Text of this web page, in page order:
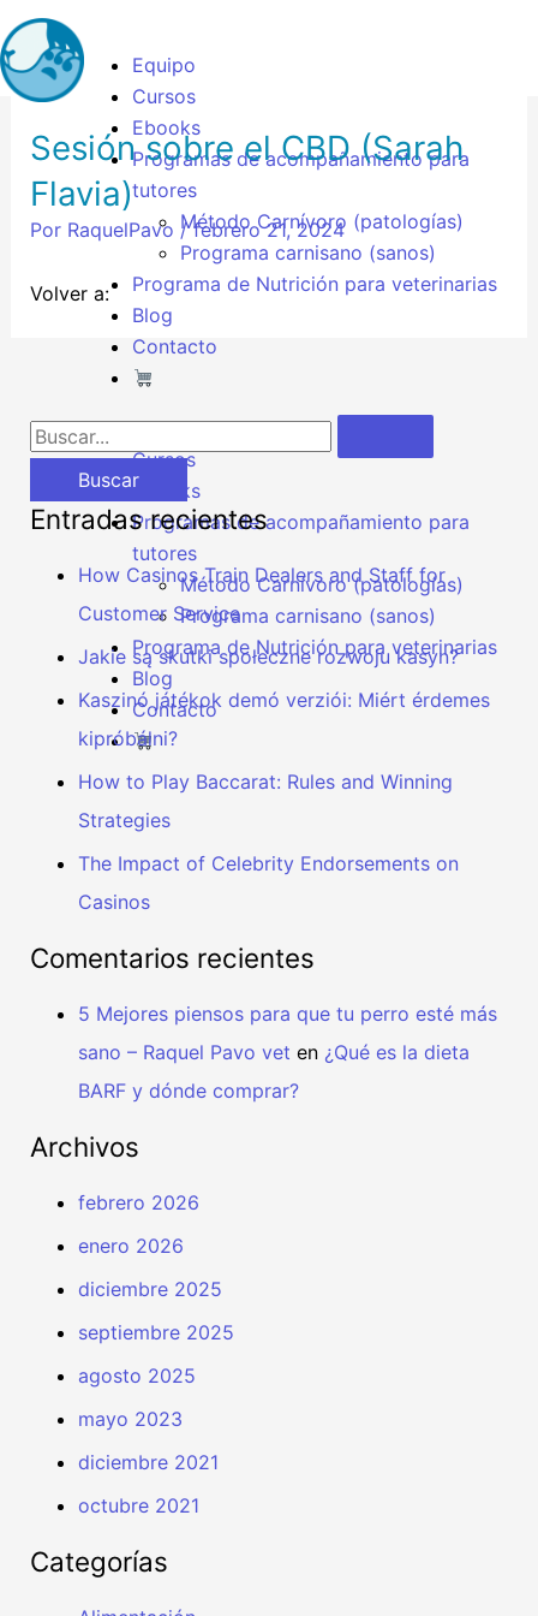
al
contenido
Equipo
Cursos
Ebooks
Programas de acompañamiento para
tutores
Método Carnívoro (patologías)
Programa carnisano (sanos)
Programa de Nutrición para veterinarias
Blog
Contacto
Equipo
Cursos
Ebooks
Programas de acompañamiento para
tutores
Método Carnívoro (patologías)
Programa carnisano (sanos)
Programa de Nutrición para veterinarias
Blog
Contacto
Sesión sobre el CBD (Sarah
Flavia)
Por RaquelPavo /febrero 21, 2024
Volver a:
B
u
s
c
r
o
Entradas recientes
How Casinos Train Dealers and Staff for
Customer Service
Jakie są skutki społeczne rozwoju kasyn?
Kaszinó játékok demó verziói: Miért érdemes
kipróbálni?
How to Play Baccarat: Rules and Winning
Strategies
The Impact of Celebrity Endorsements on
Casinos
Comentarios recientes
5 Mejores piensos para que tu perro esté más
sano – Raquel Pavo vet en ¿Qué es la dieta
BARF y dónde comprar?
Archivos
febrero 2026
enero 2026
diciembre 2025
septiembre 2025
agosto 2025
mayo 2023
diciembre 2021
octubre 2021
Categorías